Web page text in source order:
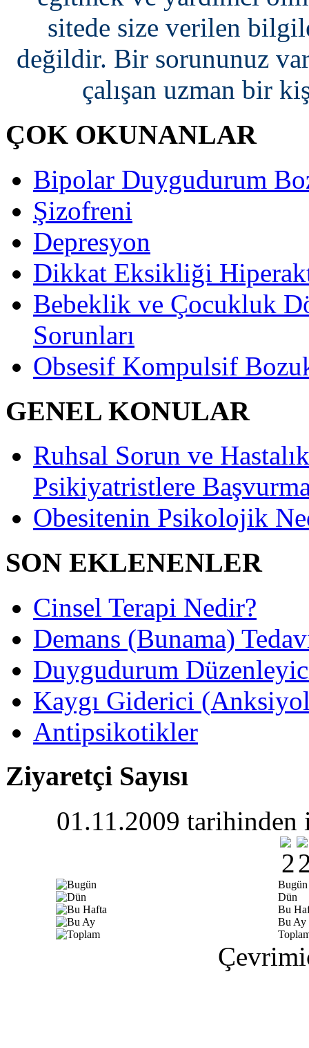
sitede size verilen
değildir. Bir sorununuz
çalışan uzman bir
ÇOK OKUNANLAR
Bipolar Duygudurum
Şizofreni
Depresyon
Dikkat Eksikliği
Bebeklik ve Çocukluk
Sorunları
Obsesif Kompulsif
GENEL KONULAR
Ruhsal Sorun ve
Psikiyatristlere
Obesitenin Psikolojik
SON EKLENENLER
Cinsel Terapi Nedir?
Demans (Bunama)
Duygudurum
Kaygı Giderici
Antipsikotikler
Ziyaretçi Sayısı
01.11.2009 tarihinden
Bugün
Dün
Bu
Bu Ay